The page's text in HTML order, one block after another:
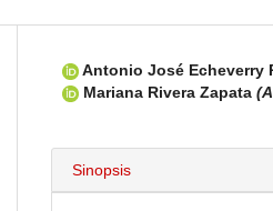
Antonio José Echeverry
Mariana Rivera Zapata
Sinopsis